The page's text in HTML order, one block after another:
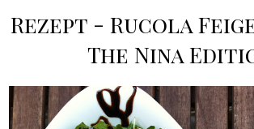
Rezept - Rucola
The Nina